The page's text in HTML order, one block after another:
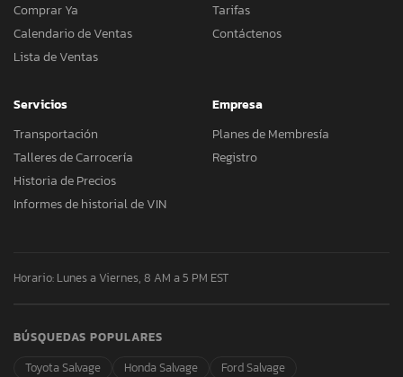
Comprar Ya
Calendario de Ventas
Lista de Ventas
Tarifas
Contáctenos
Servicios
Transportación
Talleres de Carrocería
Historia de Precios
Informes de historial de VIN
Empresa
Planes de Membresía
Registro
Horario: Lunes a Viernes, 8 AM a 5 PM EST
BÚSQUEDAS POPULARES
Toyota Salvage
Honda Salvage Ford Salvage